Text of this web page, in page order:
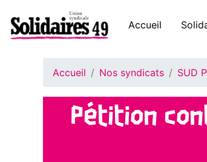
Accueil
Accueil Nos syndicats SUD
Pétition